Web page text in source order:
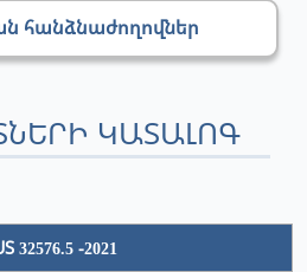
հանձնաժողովներ
ԿԱՏԱԼՈԳ
32576.5 -2021